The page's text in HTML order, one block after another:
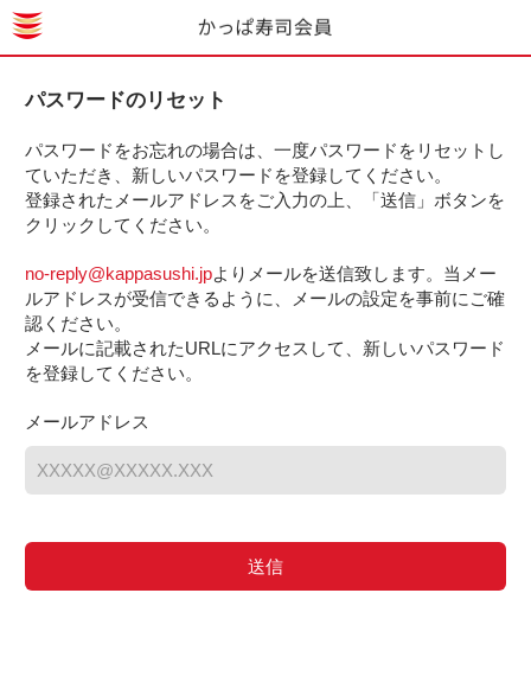
パスワードのリセット
パスワードをお忘れの場合は、一度パスワードをリセットし
ていただき、新しいパスワードを登録してください。
登録されたメールアドレスをご入力の上、「送信」ボタンを
クリックしてください。
no-reply@kappasushi.jpよりメールを送信致します。当メー
ルアドレスが受信できるように、メールの設定を事前にご確
認ください。
メールに記載されたURLにアクセスして、新しいパスワード
を登録してください。
メールアドレス